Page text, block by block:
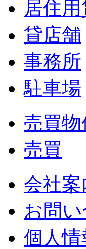
居住
貸店舗
事務所
駐車場
売買物
売買
会社案
お問
個人